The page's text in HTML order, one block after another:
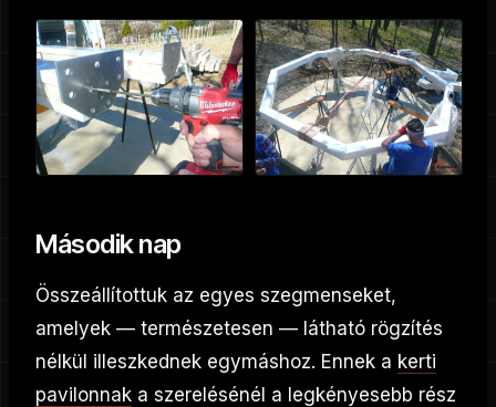
Második nap
Összeállítottuk az egyes szegmenseket,
amelyek — természetesen — látható rögzítés
nélkül illeszkednek egymáshoz. Ennek a kerti
pavilonnak a szerelésénél a legkényesebb rész